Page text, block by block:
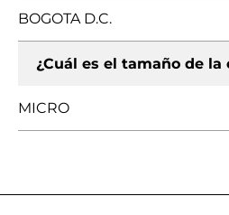
BOGOTA D.C.
¿Cuál es el tamaño de la
MICRO